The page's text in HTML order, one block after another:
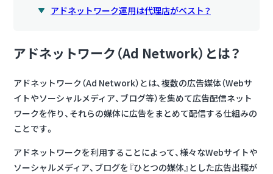
アドネットワーク運用は代理店がベスト？
アドネットワーク（Ad Network）とは？
アドネットワーク（Ad Network）とは、 複数の広告媒体（Webサ
イトやソーシャルメディア、ブログ等）を集めて広告配信ネット
ワークを作り、それらの媒体に広告をまとめて配信する仕組みの
ことです。
アドネットワークを利用することによって、様々なWebサイトや
ソーシャルメディア、ブログを『ひとつの媒体』とした広告出稿が